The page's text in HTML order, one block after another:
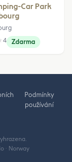
Car Park
4 Zdarma
Podmínky
používání
· Norway